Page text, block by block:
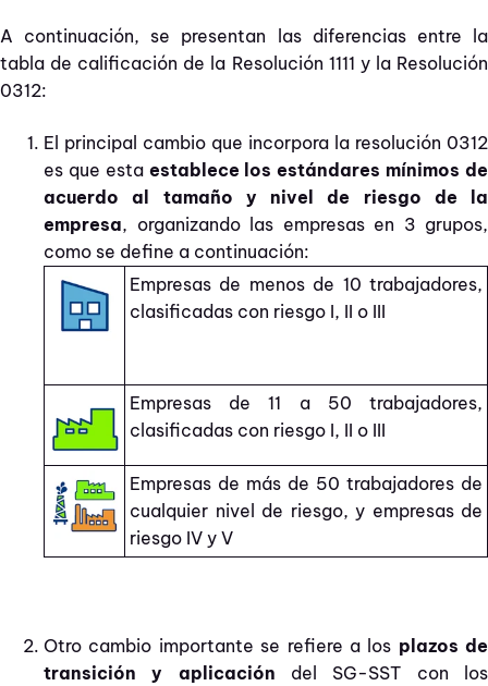
A continuación, se presentan las diferencias entre la
tabla de calificación de la Resolución 1111 y la Resolución
0312:
El principal cambio que incorpora la resolución 0312
es que esta establece los estándares mínimos de
acuerdo al tamaño y nivel de riesgo de la
empresa, organizando las empresas en 3 grupos,
como se define a continuación:
Empresas de menos de 10 trabajadores,
clasificadas con riesgo I, II o III
Empresas de 11 a 50 trabajadores,
clasificadas con riesgo I, II o III
Empresas de más de 50 trabajadores de
cualquier nivel de riesgo, y empresas de
riesgo IV y V
Otro cambio importante se refiere a los plazos de
transición y aplicación del SG-SST con los